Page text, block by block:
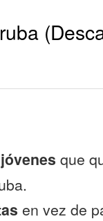
que
en vez de